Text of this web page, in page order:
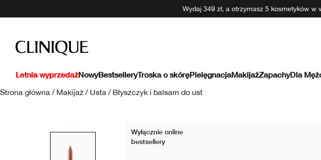
Wydaj 349 zł, a otrzymasz 5 kosmetyków
Letnia wyprzedażNowyBestselleryTroska o skóręPielęgnacjaMakijażZapachyDla
Strona główna / Makijaż / Usta / Błyszczyk i balsam do ust
Wyłącznie online
bestsellery